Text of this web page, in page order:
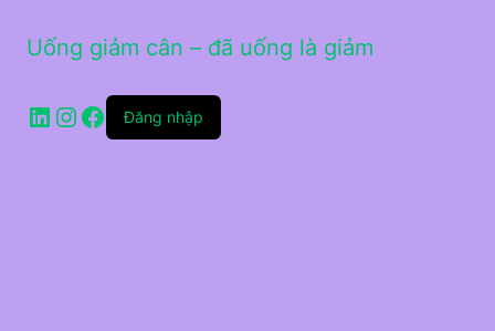
Uống giảm cân – đã uống là giảm
LinkedIn
Instagram
Facebook
Đăng nhập